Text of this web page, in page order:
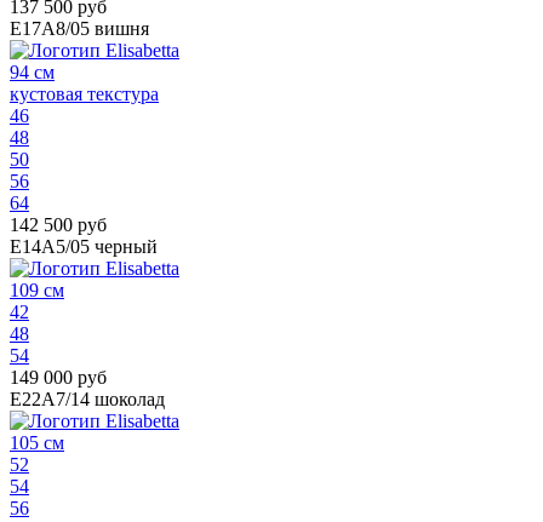
137 500 руб
E17A8/05 вишня
94 см
кустовая текстура
46
48
50
56
64
142 500 руб
E14A5/05 черный
109 см
42
48
54
149 000 руб
E22A7/14 шоколад
105 см
52
54
56